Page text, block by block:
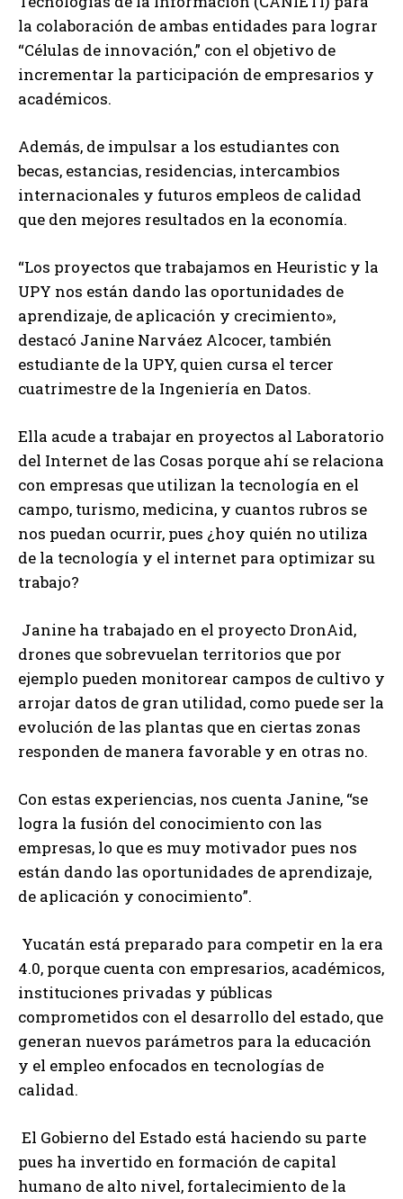
la colaboración de ambas entidades para lograr
“Células de innovación,” con el objetivo de
incrementar la participación de empresarios y
académicos.
Además, de impulsar a los estudiantes con
becas, estancias, residencias, intercambios
internacionales y futuros empleos de calidad
que den mejores resultados en la economía.
“Los proyectos que trabajamos en Heuristic y la
UPY nos están dando las oportunidades de
aprendizaje, de aplicación y crecimiento»,
destacó Janine Narváez Alcocer, también
estudiante de la UPY, quien cursa el tercer
cuatrimestre de la Ingeniería en Datos.
Ella acude a trabajar en proyectos al Laboratorio
del Internet de las Cosas porque ahí se relaciona
con empresas que utilizan la tecnología en el
campo, turismo, medicina, y cuantos rubros se
nos puedan ocurrir, pues ¿hoy quién no utiliza
de la tecnología y el internet para optimizar su
trabajo?
Janine ha trabajado en el proyecto DronAid,
drones que sobrevuelan territorios que por
ejemplo pueden monitorear campos de cultivo y
arrojar datos de gran utilidad, como puede ser la
evolución de las plantas que en ciertas zonas
responden de manera favorable y en otras no.
Con estas experiencias, nos cuenta Janine, “se
logra la fusión del conocimiento con las
empresas, lo que es muy motivador pues nos
están dando las oportunidades de aprendizaje,
de aplicación y conocimiento”.
Yucatán está preparado para competir en la era
4.0, porque cuenta con empresarios, académicos,
instituciones privadas y públicas
comprometidos con el desarrollo del estado, que
generan nuevos parámetros para la educación
y el empleo enfocados en tecnologías de
calidad.
El Gobierno del Estado está haciendo su parte
pues ha invertido en formación de capital
humano de alto nivel, fortalecimiento de la